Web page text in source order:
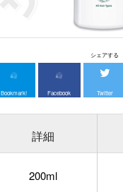
シェアする
Bookmark! Facebook Twitter
詳細
200ml